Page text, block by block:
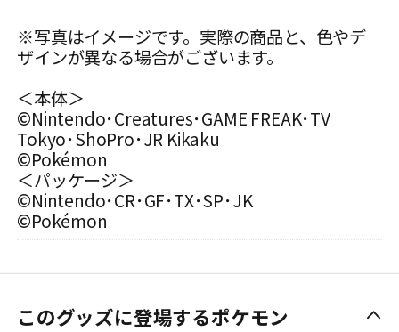
※写真はイメージです。実際の商品と、色やデ
ザインが異なる場合がございます。
＜本体＞
©Nintendo･Creatures･GAME FREAK･TV
Tokyo･ShoPro･JR Kikaku
©Pokémon
＜パッケージ＞
©Nintendo･CR･GF･TX･SP･JK
©Pokémon
このグッズに登場するポケモン